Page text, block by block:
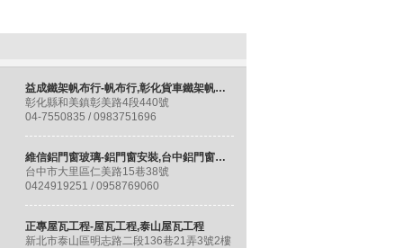
益成鐵架帆布行-帆布行,彰化貨車鐵架帆布,彰化伸縮帆布,彰化遮陽帆,和美帆布行
彰化縣和美鎮彰美路4段440號
04-7550835 / 0983751696
維信鋁門窗玻璃-鋁門窗安裝,台中鋁門窗安裝,大里鋁門窗安裝
台中市大里區仁美路15巷38號
0424919251 / 0958769060
正專屋瓦工程-屋瓦工程,泰山屋瓦工程
新北市泰山區明志路二段136巷21弄3號2樓